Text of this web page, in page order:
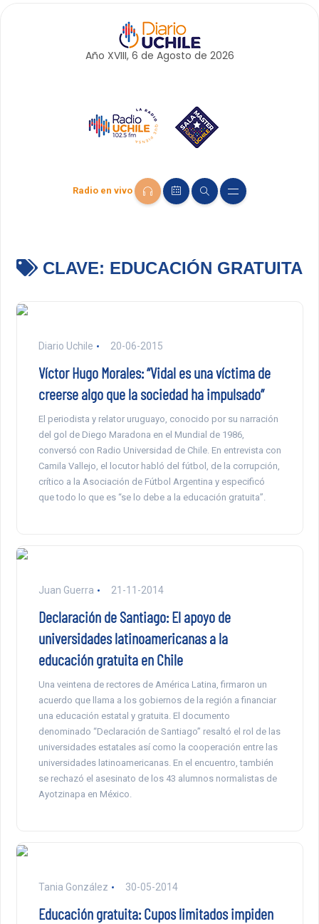
Año XVIII, 6 de Agosto de 2026
Radio en vivo
CLAVE: EDUCACIÓN GRATUITA
Diario Uchile 20-06-2015
Víctor Hugo Morales: “Vidal es una víctima de
creerse algo que la sociedad ha impulsado”
El periodista y relator uruguayo, conocido por su narración
del gol de Diego Maradona en el Mundial de 1986,
conversó con Radio Universidad de Chile. En entrevista con
Camila Vallejo, el locutor habló del fútbol, de la corrupción,
crítico a la Asociación de Fútbol Argentina y especificó
que todo lo que es “se lo debe a la educación gratuita”.
Juan Guerra 21-11-2014
Declaración de Santiago: El apoyo de
universidades latinoamericanas a la
educación gratuita en Chile
Una veintena de rectores de América Latina, firmaron un
acuerdo que llama a los gobiernos de la región a financiar
una educación estatal y gratuita. El documento
denominado “Declaración de Santiago” resaltó el rol de las
universidades estatales así como la cooperación entre las
universidades latinoamericanas. En el encuentro, también
se rechazó el asesinato de los 43 alumnos normalistas de
Ayotzinapa en México.
Tania González 30-05-2014
Educación gratuita: Cupos limitados impiden